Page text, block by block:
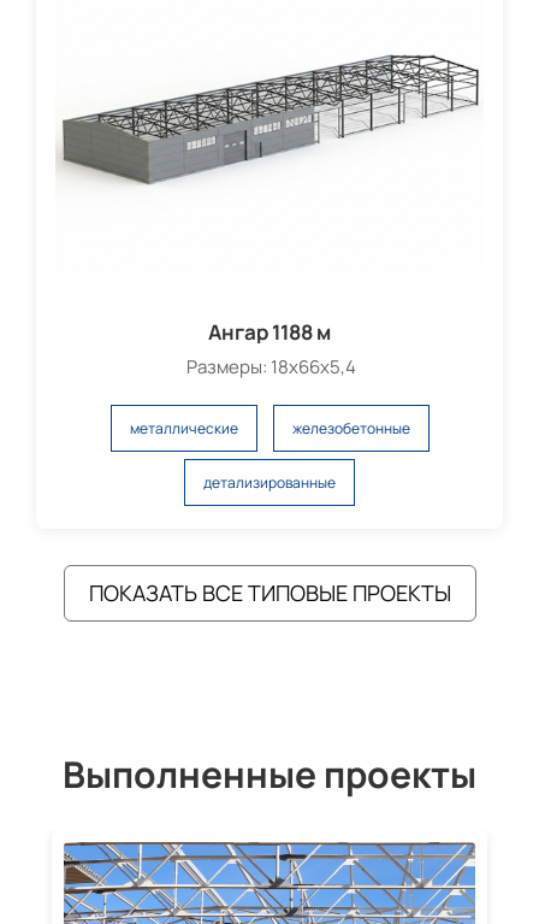
Ангар 1188 м
Размеры: 18х66х5,4
металлические железобетонные
детализированные
ПОКАЗАТЬ ВСЕ ТИПОВЫЕ ПРОЕКТЫ
Выполненные проекты